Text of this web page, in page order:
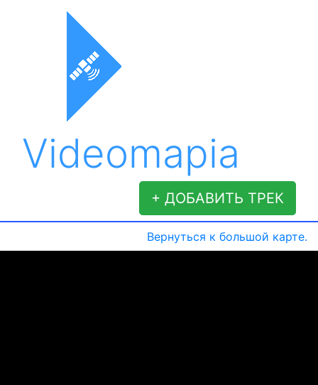
Videomapia
+ ДОБАВИТЬ ТРЕК
Вернуться к большой карте.